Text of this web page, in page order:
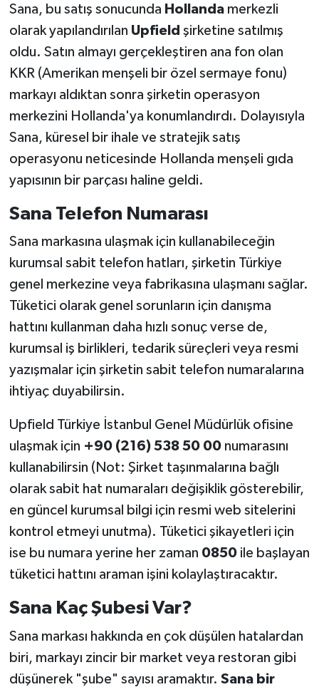
Sana, bu satış sonucunda Hollandamerkezli
olarak yapılandırılan Upfield şirketine satılmış
oldu. Satın almayı gerçekleştiren ana fon olan
KKR (Amerikan menşeli bir özel sermaye fonu)
markayı aldıktan sonra şirketin operasyon
merkezini Hollanda'ya konumlandırdı. Dolayısıyla
Sana, küresel bir ihale ve stratejik satış
operasyonu neticesinde Hollanda menşeli gıda
yapısının bir parçası haline geldi.
Sana Telefon Numarası
Sana markasına ulaşmak için kullanabileceğin
kurumsal sabit telefon hatları, şirketin Türkiye
genel merkezine veya fabrikasına ulaşmanı sağlar.
Tüketici olarak genel sorunların için danışma
hattını kullanman daha hızlı sonuç verse de,
kurumsal iş birlikleri, tedarik süreçleri veya resmi
yazışmalar için şirketin sabit telefon numaralarına
ihtiyaç duyabilirsin.
Upfield Türkiye İstanbul Genel Müdürlük ofisine
ulaşmak için +90 (216) 538 50 00numarasını
kullanabilirsin (Not: Şirket taşınmalarına bağlı
olarak sabit hat numaraları değişiklik gösterebilir,
en güncel kurumsal bilgi için resmi web sitelerini
kontrol etmeyi unutma). Tüketici şikayetleri için
ise bu numara yerine her zaman 0850ile başlayan
tüketici hattını araman işini kolaylaştıracaktır.
Sana Kaç Şubesi Var?
Sana markası hakkında en çok düşülen hatalardan
biri, markayı zincir bir market veya restoran gibi
düşünerek "şube" sayısı aramaktır. Sana bir